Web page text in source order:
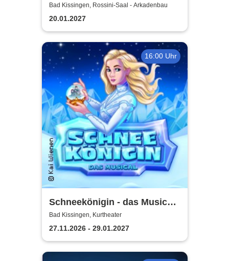
Kosaken Chor - Die
Abschiedstournee - Die
Zugabe
Bad Kissingen, Rossini-Saal - Arkadenbau
20.01.2027
16:00 Uhr
Schneekönigin - das Musical |
Theater Liberi
Bad Kissingen, Kurtheater
27.11.2026 - 29.01.2027